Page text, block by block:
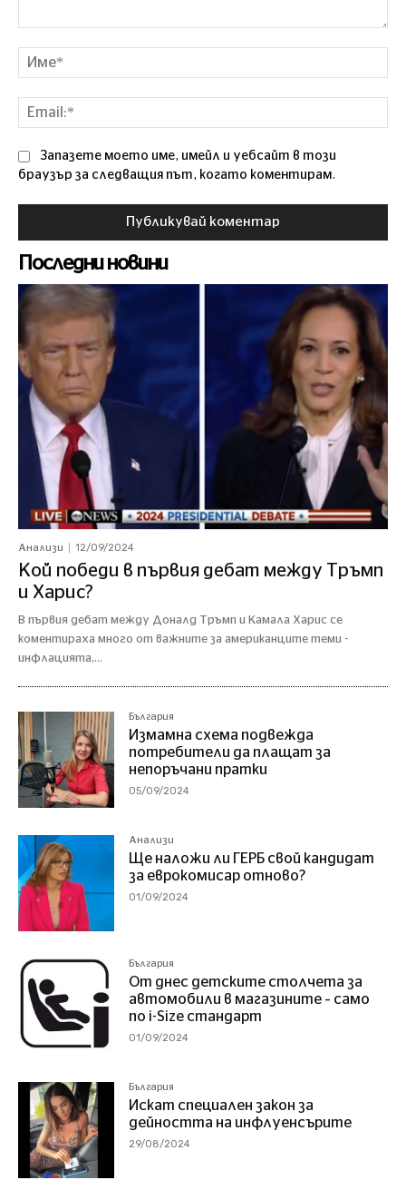
Запазете моето име, имейл и уебсайт в този
браузър за следващия път, когато коментирам.
Последни новини
Анализи 12/09/2024
Кой победи в първия дебат между Тръмп
и Харис?
В първия дебат между Доналд Тръмп и Камала Харис се
коментираха много от важните за американците теми -
инфлацията,...
България
Измамна схема подвежда
потребители да плащат за
непоръчани пратки
05/09/2024
Анализи
Ще наложи ли ГЕРБ свой кандидат
за еврокомисар отново?
01/09/2024
България
От днес детските столчета за
автомобили в магазините – само
по i-Size стандарт
01/09/2024
България
Искат специален закон за
дейността на инфлуенсърите
29/08/2024